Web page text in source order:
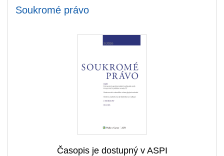
Soukromé právo
Časopis je dostupný v ASPI